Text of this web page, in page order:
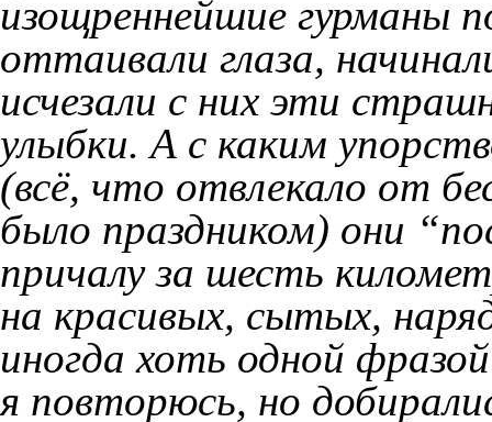
изощреннейшие гурманы
оттаивали глаза,
исчезали с них эти
улыбки. А с каким
(всё, что отвлекало от
было праздником) они
причалу за шесть
на красивых, сытых,
иногда хоть одной
я повторюсь, но